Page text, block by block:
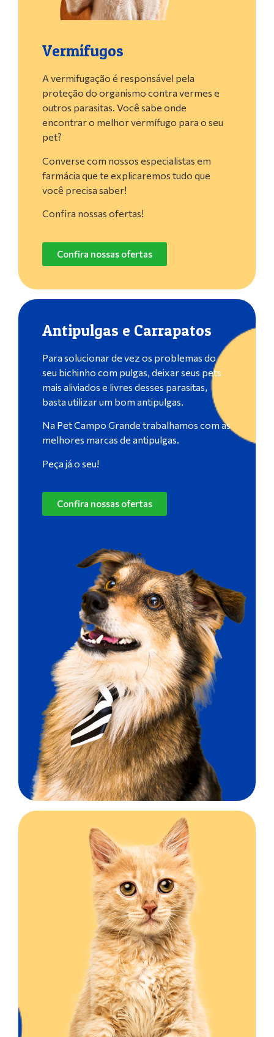
Vermífugos
A vermifugação é responsável pela
proteção do organismo contra vermes e
outros parasitas. Você sabe onde
encontrar o melhor vermífugo para o seu
pet?
Converse com nossos especialistas em
farmácia que te explicaremos tudo que
você precisa saber!
Confira nossas ofertas!
Confira nossas ofertas
Antipulgas e Carrapatos
Para solucionar de vez os problemas do
seu bichinho com pulgas, deixar seus pets
mais aliviados e livres desses parasitas,
basta utilizar um bom antipulgas.
Na Pet Campo Grande trabalhamos com as
melhores marcas de antipulgas.
Peça já o seu!
Confira nossas ofertas